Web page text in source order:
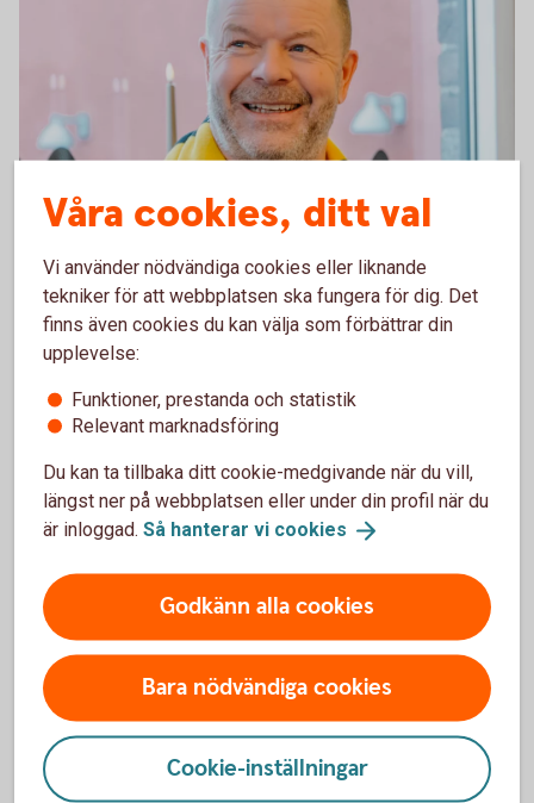
Anders Torstensson
Länkar till bilagor
Årsredovisning 2025
Valberedningspolicy 2026-04-23
Dagorning stämma
Regler för arvodering av styrelse, valberedning
och externa revisorer
Våra cookies, ditt val
Vi använder nödvändiga cookies eller liknande
tekniker för att webbplatsen ska fungera för dig. Det
finns även cookies du kan välja som förbättrar din
upplevelse:
Funktioner, prestanda och statistik
Relevant marknadsföring
Du kan ta tillbaka ditt cookie-medgivande när du vill,
längst ner på webbplatsen eller under din profil när du
är inloggad. Så hanterar vi cookies
Godkänn alla cookies
Bara nödvändiga cookies
Cookie-inställningar